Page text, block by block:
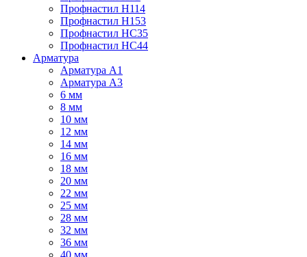
Профнастил Н114
Профнастил Н153
Профнастил НС35
Профнастил НС44
Арматура
Арматура А1
Арматура А3
6 мм
8 мм
10 мм
12 мм
14 мм
16 мм
18 мм
20 мм
22 мм
25 мм
28 мм
32 мм
36 мм
40 мм